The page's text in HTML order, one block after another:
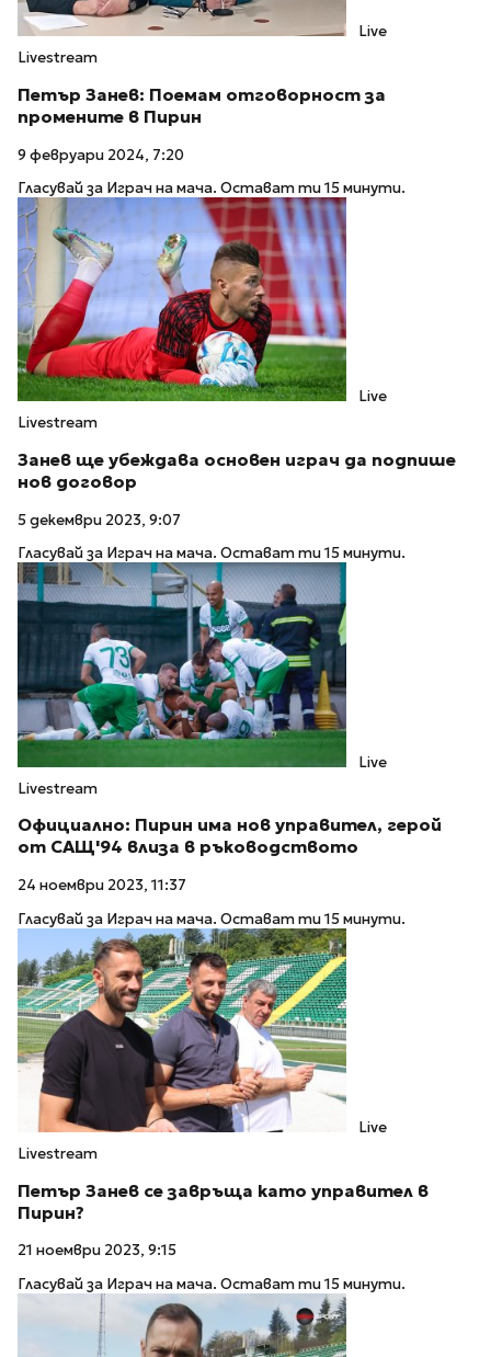
Live
Livestream
Петър Занев: Поемам отговорност за
промените в Пирин
9 февруари 2024, 7:20
Гласувай за Играч на мача. Остават ти 15 минути.
Live
Livestream
Занев ще убеждава основен играч да подпише
нов договор
5 декември 2023, 9:07
Гласувай за Играч на мача. Остават ти 15 минути.
Live
Livestream
Официално: Пирин има нов управител, герой
от САЩ'94 влиза в ръководството
24 ноември 2023, 11:37
Гласувай за Играч на мача. Остават ти 15 минути.
Live
Livestream
Петър Занев се завръща като управител в
Пирин?
21 ноември 2023, 9:15
Гласувай за Играч на мача. Остават ти 15 минути.